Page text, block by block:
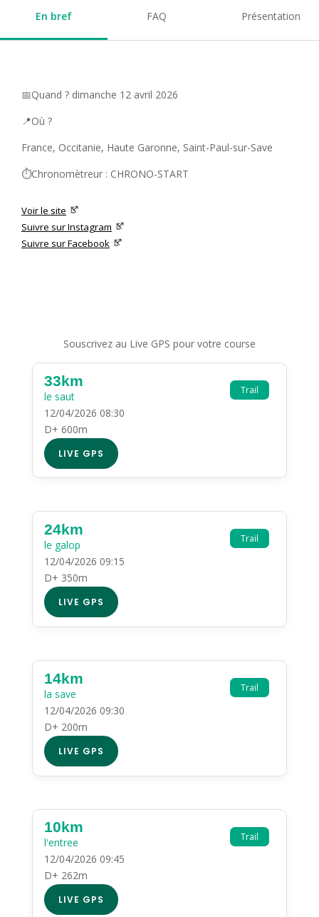
En bref FAQ Présentation
📅Quand ? dimanche 12 avril 2026
📍Où ?
France, Occitanie, Haute Garonne, Saint-Paul-sur-Save
⏱️Chronomètreur : CHRONO-START
Voir le site
Suivre sur Instagram
Suivre sur Facebook
Souscrivez au Live GPS pour votre course
Trail
33km
le saut
12/04/2026 08:30
D+ 600m
LIVE GPS
Trail
24km
le galop
12/04/2026 09:15
D+ 350m
LIVE GPS
Trail
14km
la save
12/04/2026 09:30
D+ 200m
LIVE GPS
Trail
10km
l'entree
12/04/2026 09:45
D+ 262m
LIVE GPS